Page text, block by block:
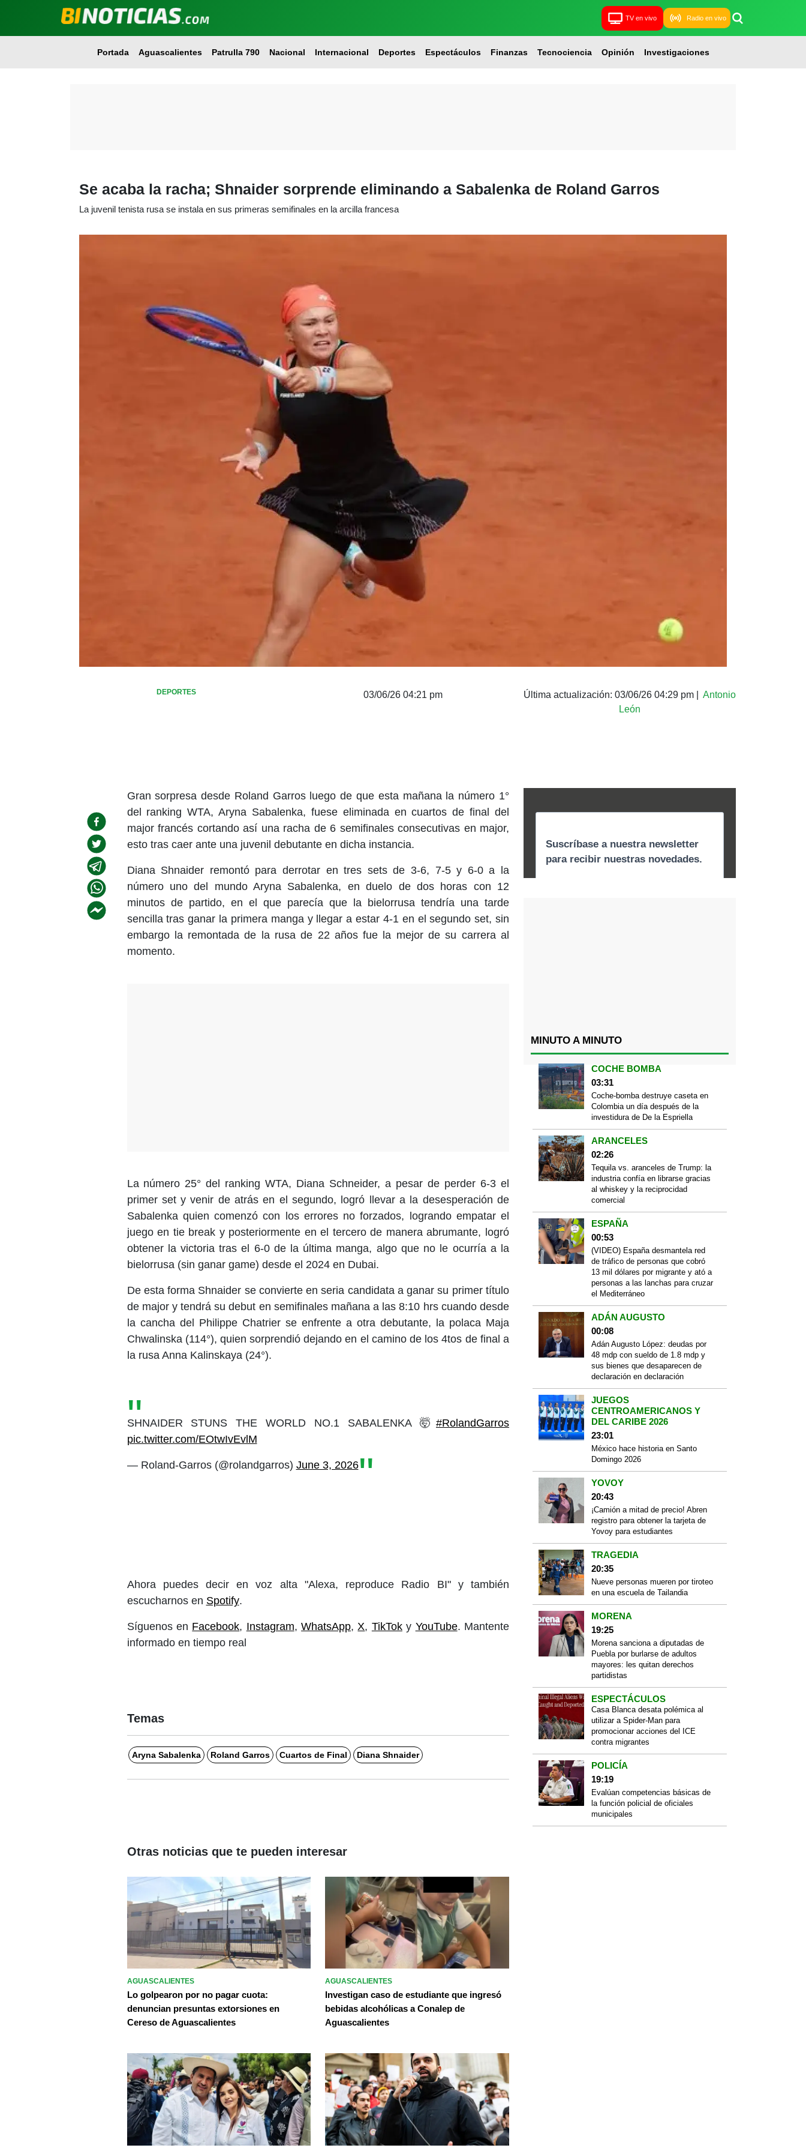
TV en vivo Radio en vivo
Portada Aguascalientes Patrulla 790 Nacional Internacional Deportes Espectáculos Finanzas Tecnociencia Opinión Investigaciones
Se acaba la racha; Shnaider sorprende eliminando a Sabalenka de Roland Garros
La juvenil tenista rusa se instala en sus primeras semifinales en la arcilla francesa
DEPORTES 03/06/26 04:21 pm Última actualización: 03/06/26 04:29 pm
Antonio
León
Gran sorpresa desde Roland Garros luego de que esta mañana la número 1°
del ranking WTA, Aryna Sabalenka, fuese eliminada en cuartos de final del
major francés cortando así una racha de 6 semifinales consecutivas en major,
esto tras caer ante una juvenil debutante en dicha instancia.
Diana Shnaider remontó para derrotar en tres sets de 3-6, 7-5 y 6-0 a la
número uno del mundo Aryna Sabalenka, en duelo de dos horas con 12
minutos de partido, en el que parecía que la bielorrusa tendría una tarde
sencilla tras ganar la primera manga y llegar a estar 4-1 en el segundo set, sin
embargo la remontada de la rusa de 22 años fue la mejor de su carrera al
momento.
La número 25° del ranking WTA, Diana Schneider, a pesar de perder 6-3 el
primer set y venir de atrás en el segundo, logró llevar a la desesperación de
Sabalenka quien comenzó con los errores no forzados, logrando empatar el
juego en tie break y posteriormente en el tercero de manera abrumante, logró
obtener la victoria tras el 6-0 de la última manga, algo que no le ocurría a la
bielorrusa (sin ganar game) desde el 2024 en Dubai.
De esta forma Shnaider se convierte en seria candidata a ganar su primer título
de major y tendrá su debut en semifinales mañana a las 8:10 hrs cuando desde
la cancha del Philippe Chatrier se enfrente a otra debutante, la polaca Maja
Chwalinska (114°), quien sorprendió dejando en el camino de los 4tos de final a
la rusa Anna Kalinskaya (24°).
SHNAIDER STUNS THE WORLD NO.1 SABALENKA 🤯 #RolandGarros
pic.twitter.com/EOtwIvEvlM
— Roland-Garros (@rolandgarros) June 3, 2026
Ahora puedes decir en voz alta "Alexa, reproduce Radio BI" y también
escucharnos en Spotify.
Síguenos en Facebook, Instagram,WhatsApp,X, TikToky YouTube. Mantente
informado en tiempo real
Temas
Aryna Sabalenka Roland Garros Cuartos de Final Diana Shnaider
MINUTO A MINUTO
COCHE BOMBA
03:31
Coche-bomba destruye caseta en
Colombia un día después de la
investidura de De la Espriella
ARANCELES
02:26
Tequila vs. aranceles de Trump: la
industria confía en librarse gracias
al whiskey y la reciprocidad
comercial
ESPAÑA
00:53
(VIDEO) España desmantela red
de tráfico de personas que cobró
13 mil dólares por migrante y ató a
personas a las lanchas para cruzar
el Mediterráneo
ADÁN AUGUSTO
00:08
Adán Augusto López: deudas por
48 mdp con sueldo de 1.8 mdp y
sus bienes que desaparecen de
declaración en declaración
JUEGOS
CENTROAMERICANOS Y
DEL CARIBE 2026
23:01
México hace historia en Santo
Domingo 2026
YOVOY
20:43
¡Camión a mitad de precio! Abren
registro para obtener la tarjeta de
Yovoy para estudiantes
TRAGEDIA
20:35
Nueve personas mueren por tiroteo
en una escuela de Tailandia
MORENA
19:25
Morena sanciona a diputadas de
Puebla por burlarse de adultos
mayores: les quitan derechos
partidistas
ESPECTÁCULOS
Casa Blanca desata polémica al
utilizar a Spider-Man para
promocionar acciones del ICE
contra migrantes
POLICÍA
19:19
Evalúan competencias básicas de
la función policial de oficiales
municipales
Otras noticias que te pueden interesar
AGUASCALIENTES
Lo golpearon por no pagar cuota:
denuncian presuntas extorsiones en
Cereso de Aguascalientes
AGUASCALIENTES
Investigan caso de estudiante que ingresó
bebidas alcohólicas a Conalep de
Aguascalientes